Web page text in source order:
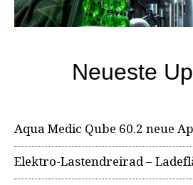
Neueste
Aqua Medic Qube 60.2 neue
Elektro-Lastendreirad –